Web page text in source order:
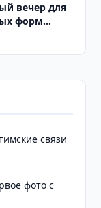
вечер для
форм
связи
фото с